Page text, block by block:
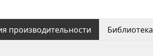
производительности Библиотека